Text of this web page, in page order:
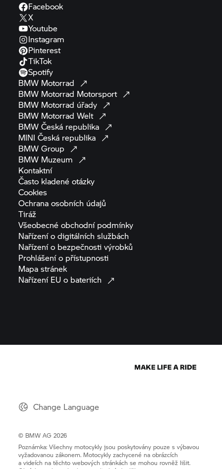
Facebook
X
Youtube
Instagram
Pinterest
TikTok
Spotify
BMW Motorrad
BMW Motorrad Motorsport
BMW Motorrad úřady
BMW Motorrad Welt
BMW Česká republika
MINI Česká republika
BMWGroup
BMW Muzeum
Kontaktní
Často kladenéotázky
Cookies
Ochrana osobních údajů
Tiráž
Všeobecné obchodní podmínky
Nařízení o digitálníchslužbách
Nařízení o bezpečnostivýrobků
Prohlášení o přístupnosti
Mapastránek
Nařízení EU o bateriích
Change Language
© BMW AG 2026
Poznámka: Všechny motocykly jsou poskytovány pouze s výbavou
vyžadovanou zákonem. Motocykly zachycené na obrázcích
a videích na těchto webových stránkách se mohou rovněž lišit.